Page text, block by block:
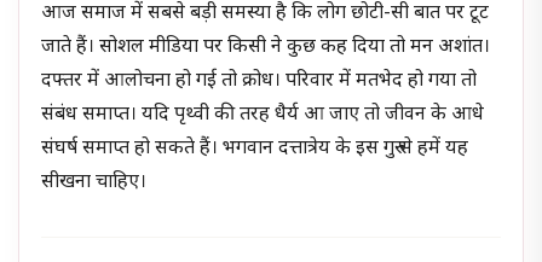
आज समाज में सबसे बड़ी समस्या है कि लोग छोटी-सी बात पर टूट
जाते हैं। सोशल मीडिया पर किसी ने कुछ कह दिया तो मन अशांत।
दफ्तर में आलोचना हो गई तो क्रोध। परिवार में मतभेद हो गया तो
संबंध समाप्त। यदि पृथ्वी की तरह धैर्य आ जाए तो जीवन के आधे
संघर्ष समाप्त हो सकते हैं। भगवान दत्तात्रेय के इस गुरु से हमें यह
सीखना चाहिए।